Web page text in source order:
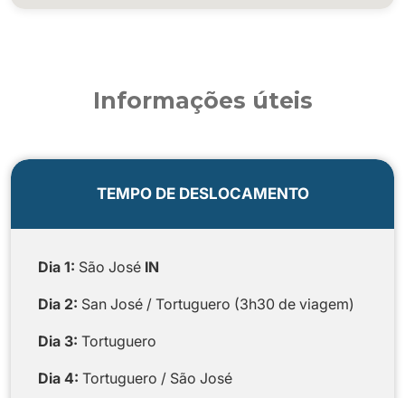
Informações úteis
TEMPO DE DESLOCAMENTO
Dia 1: São José IN
Dia 2: San José / Tortuguero (3h30 de viagem)
Dia 3: Tortuguero
Dia 4: Tortuguero / São José